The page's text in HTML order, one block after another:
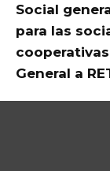
Social
para las
General a